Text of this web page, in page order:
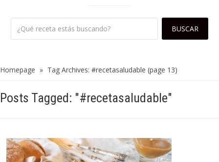
Homepage » Tag Archives: #recetasaludable (page 13)
Posts Tagged: "#recetasaludable"